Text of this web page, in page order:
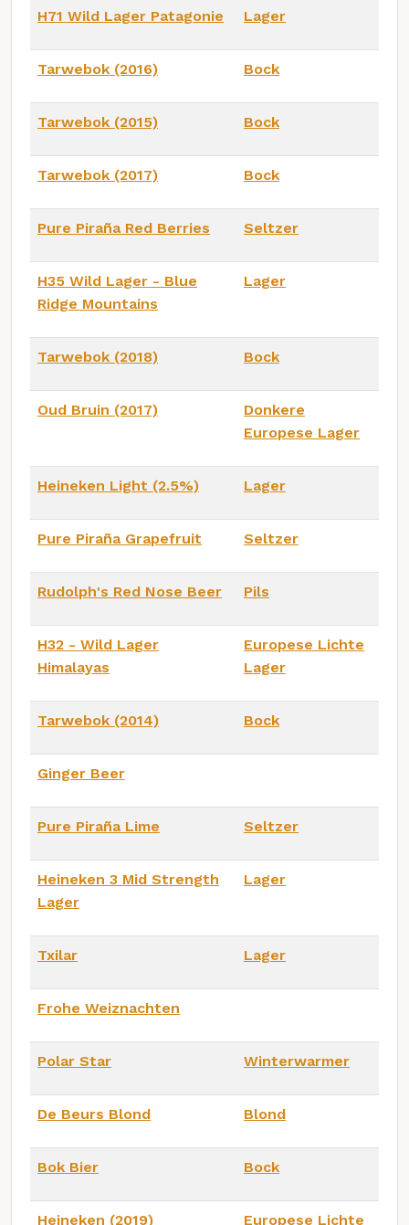
H71 Wild Lager Patagonie Lager
Tarwebok (2016) Bock
Tarwebok (2015) Bock
Tarwebok (2017) Bock
Pure Piraña Red Berries Seltzer
H35 Wild Lager - Blue
Ridge Mountains
Lager
Tarwebok (2018) Bock
Oud Bruin (2017)
Donkere
Europese Lager
Heineken Light (2.5%) Lager
Pure Piraña Grapefruit Seltzer
Rudolph's Red Nose Beer Pils
H32 - Wild Lager
Himalayas
Europese Lichte
Lager
Tarwebok (2014) Bock
Ginger Beer
Pure Piraña Lime Seltzer
Heineken 3 Mid Strength
Lager
Lager
Txilar Lager
Frohe Weiznachten
Polar Star Winterwarmer
De Beurs Blond Blond
Bok Bier Bock
Heineken (2019) Europese Lichte